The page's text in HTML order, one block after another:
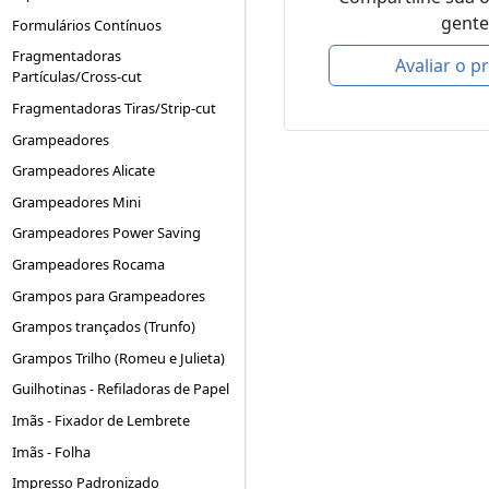
Formulários Contínuos
Fragmentadoras
Partículas/Cross-cut
Fragmentadoras Tiras/Strip-cut
Grampeadores
Grampeadores Alicate
Grampeadores Mini
Grampeadores Power Saving
Grampeadores Rocama
Grampos para Grampeadores
Grampos trançados (Trunfo)
Grampos Trilho (Romeu e Julieta)
Guilhotinas - Refiladoras de Papel
Imãs - Fixador de Lembrete
Imãs - Folha
Impresso Padronizado
Avaliar o